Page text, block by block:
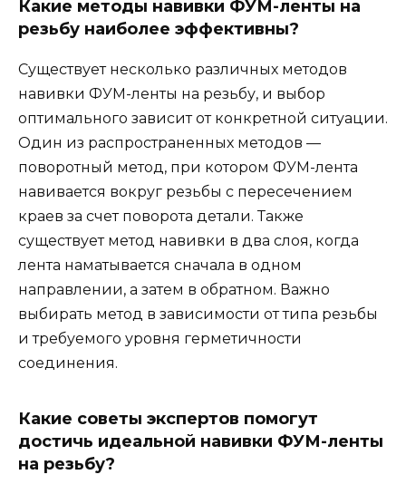
Какие методы навивки ФУМ-ленты на
резьбу наиболее эффективны?
Существует несколько различных методов
навивки ФУМ-ленты на резьбу, и выбор
оптимального зависит от конкретной ситуации.
Один из распространенных методов —
поворотный метод, при котором ФУМ-лента
навивается вокруг резьбы с пересечением
краев за счет поворота детали. Также
существует метод навивки в два слоя, когда
лента наматывается сначала в одном
направлении, а затем в обратном. Важно
выбирать метод в зависимости от типа резьбы
и требуемого уровня герметичности
соединения.
Какие советы экспертов помогут
достичь идеальной навивки ФУМ-ленты
на резьбу?